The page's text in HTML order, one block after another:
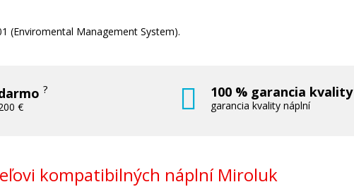
227,90 €
(Enviromental Management System).
?
€
100 % garancia kvality
garancia kvality náplní
kompatibilných náplní Miroluk